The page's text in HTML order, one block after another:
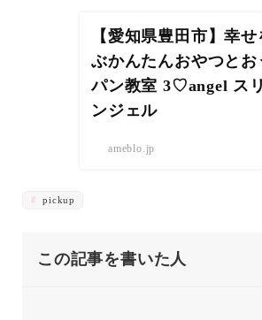
【愛知県豊田市】幸
ぶかんたんおやつとお
パン教室 3♡angel ス
ンジェル
ameblo.jp
pickup
この記事を書いた人